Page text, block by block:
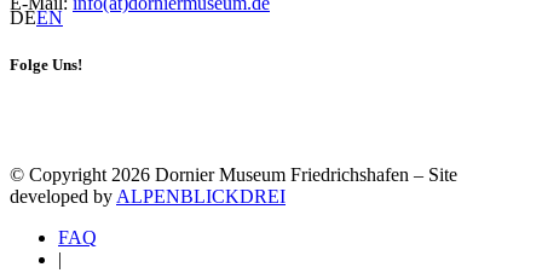
DEEN
Folge Uns!
© Copyright 2026 Dornier Museum Friedrichshafen – Site
developed by ALPENBLICKDREI
FAQ
|